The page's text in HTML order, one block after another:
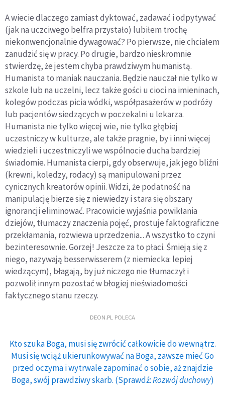
A wiecie dlaczego zamiast dyktować, zadawać i odpytywać
(jak na uczciwego belfra przystało) lubiłem trochę
niekonwencjonalnie dywagować? Po pierwsze, nie chciałem
zanudzić się w pracy. Po drugie, bardzo nieskromnie
stwierdzę, że jestem chyba prawdziwym humanistą.
Humanista to maniak nauczania. Będzie nauczał nie tylko w
szkole lub na uczelni, lecz także gości u cioci na imieninach,
kolegów podczas picia wódki, współpasażerów w podróży
lub pacjentów siedzących w poczekalni u lekarza.
Humanista nie tylko więcej wie, nie tylko głębiej
uczestniczy w kulturze, ale także pragnie, by i inni więcej
wiedzieli i uczestniczyli we wspólnocie ducha bardziej
świadomie. Humanista cierpi, gdy obserwuje, jak jego bliźni
(krewni, koledzy, rodacy) są manipulowani przez
cynicznych kreatorów opinii. Widzi, że podatność na
manipulację bierze się z niewiedzy i stara się obszary
ignorancji eliminować. Pracowicie wyjaśnia powikłania
dziejów, tłumaczy znaczenia pojęć, prostuje faktograficzne
przekłamania, rozwiewa uprzedzenia... A wszystko to czyni
bezinteresownie. Gorzej! Jeszcze za to płaci. Śmieją się z
niego, nazywają besserwisserem (z niemiecka: lepiej
wiedzącym), błagają, by już niczego nie tłumaczył i
pozwolił innym pozostać w błogiej nieświadomości
faktycznego stanu rzeczy.
DEON.PL POLECA
Kto szuka Boga, musi się zwrócić całkowicie do wewnątrz.
Musi się wciąż ukierunkowywać na Boga, zawsze mieć Go
przed oczyma i wytrwale zapominać o sobie, aż znajdzie
Boga, swój prawdziwy skarb. (Sprawdź:Rozwój duchowy)